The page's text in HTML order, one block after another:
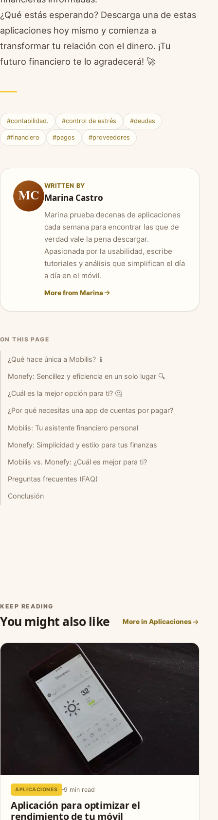
¿Qué estás esperando? Descarga una de estas
aplicaciones hoy mismo y comienza a
transformar tu relación con el dinero. ¡Tu
futuro financiero te lo agradecerá! 🚀
#contabilidad. #control de estrés #deudas
#financiero #pagos #proveedores
MC
WRITTEN BY
Marina Castro
Marina prueba decenas de aplicaciones
cada semana para encontrar las que de
verdad vale la pena descargar.
Apasionada por la usabilidad, escribe
tutoriales y análisis que simplifican el día
a día en el móvil.
More from Marina
ON THIS PAGE
¿Qué hace única a Mobilis? 📱
Monefy: Sencillez y eficiencia en un solo lugar 🔍
¿Cuál es la mejor opción para ti? 🤔
¿Por qué necesitas una app de cuentas por pagar?
Mobilis: Tu asistente financiero personal
Monefy: Simplicidad y estilo para tus finanzas
Mobilis vs. Monefy: ¿Cuál es mejor para ti?
Preguntas frecuentes (FAQ)
Conclusión
KEEP READING
You might also like More in Aplicaciones
APLICACIONES 9 min read
Aplicación para optimizar el
rendimiento de tu móvil